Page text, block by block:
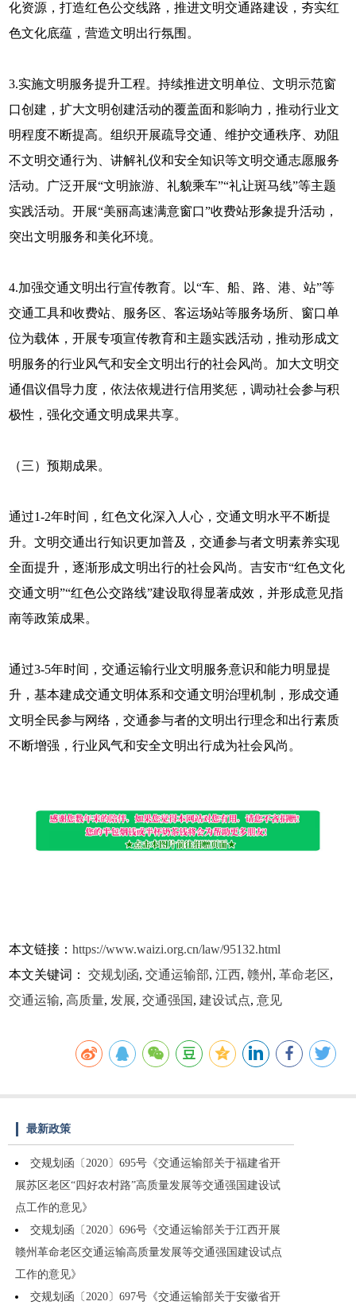
化资源，打造红色公交线路，推进文明交通路建设，夯实红
色文化底蕴，营造文明出行氛围。
3.实施文明服务提升工程。持续推进文明单位、文明示范窗
口创建，扩大文明创建活动的覆盖面和影响力，推动行业文
明程度不断提高。组织开展疏导交通、维护交通秩序、劝阻
不文明交通行为、讲解礼仪和安全知识等文明交通志愿服务
活动。广泛开展“文明旅游、礼貌乘车”“礼让斑马线”等主题
实践活动。开展“美丽高速满意窗口”收费站形象提升活动，
突出文明服务和美化环境。
4.加强交通文明出行宣传教育。以“车、船、路、港、站”等
交通工具和收费站、服务区、客运场站等服务场所、窗口单
位为载体，开展专项宣传教育和主题实践活动，推动形成文
明服务的行业风气和安全文明出行的社会风尚。加大文明交
通倡议倡导力度，依法依规进行信用奖惩，调动社会参与积
极性，强化交通文明成果共享。
（三）预期成果。
通过1-2年时间，红色文化深入人心，交通文明水平不断提
升。文明交通出行知识更加普及，交通参与者文明素养实现
全面提升，逐渐形成文明出行的社会风尚。吉安市“红色文化
交通文明”“红色公交路线”建设取得显著成效，并形成意见指
南等政策成果。
通过3-5年时间，交通运输行业文明服务意识和能力明显提
升，基本建成交通文明体系和交通文明治理机制，形成交通
文明全民参与网络，交通参与者的文明出行理念和出行素质
不断增强，行业风气和安全文明出行成为社会风尚。
本文链接：https://www.waizi.org.cn/law/95132.html
本文关键词：交规划函,交通运输部,江西,赣州 ,革命老区,
交通运输,高质量,发展,交通强国 ,建设试点,意见
最新政策
交规划函〔2020〕695号《交通运输部关于福建省开
展苏区老区“四好农村路”高质量发展等交通强国建设试
点工作的意见》
交规划函〔2020〕696号《交通运输部关于江西开展
赣州革命老区交通运输高质量发展等交通强国建设试点
工作的意见》
交规划函〔2020〕697号《交通运输部关于安徽省开